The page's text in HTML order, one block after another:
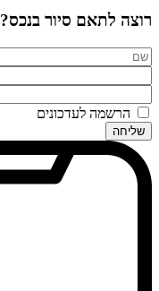
רוצה לתאם סיור בנכס?
הרשמה לעדכונים
שליחה